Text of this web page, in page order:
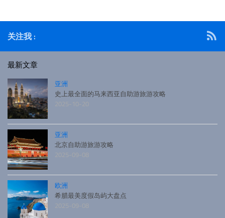
市的酒店，摩洛哥当地食物，摩洛哥的交通等等。如果想把
摩洛哥玩遍的话，估计需要10天左右
关注我 :
最新文章
亚洲
史上最全面的马来西亚自助游旅游攻略
2025-10-20
亚洲
北京自助游旅游攻略
2025-09-08
欧洲
希腊最美度假岛屿大盘点
2025-09-08